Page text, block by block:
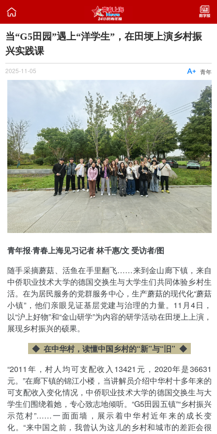

当“G5田园”遇上“洋学生”，在田埂上演乡村振
兴实践课
2025-11-05 青年

青年报·青春上海见习记者 林千惠/文 受访者/图
随手采摘蘑菇、活鱼在手里翻飞……来到金山廊下镇，来自
中侨职业技术大学的德国交换生与大学生们共同体验乡村生
活。在为居民服务的党群服务中心，生产蘑菇的现代化“蘑菇
小镇”，他们亲眼见证基层党建与治理的力量。11月4日，
以“沪上好物”和“金山研学”为内容的研学活动在田埂上上演，
展现乡村振兴的硕果。
◆ 在中华村，读懂中国乡村的“新”与“旧” ◆
“2011年，村人均可支配收入13421元，2020年是36631
元。”在廊下镇的锦江小楼，当讲解员介绍中华村十多年来的
可支配收入变化情况，中侨职业技术大学的德国交换生与大
学生们围绕着她，专心致志地倾听。“G5田园五镇”“乡村振兴
示范村”……一面面墙，展示着中华村近年来的成长变
化。“来中国之前，我曾认为这儿的乡村和城市的差距会很